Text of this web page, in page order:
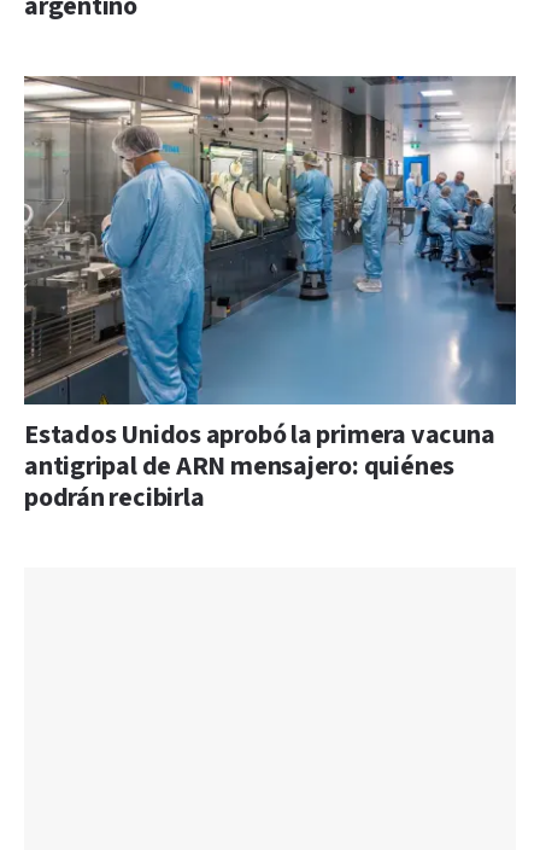
Estados Unidos aprobó la primera vacuna
antigripal de ARN mensajero: quiénes
podrán recibirla